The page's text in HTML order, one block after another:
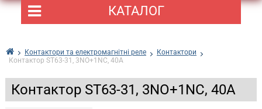
КАТАЛОГ
Контактори та електромагнітні реле
Контактори
Контактор ST63-31, 3NO+1NC, 40А
Контактор ST63-31, 3NO+1NC, 40А